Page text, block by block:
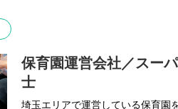
保育園運営会社／スー
士
埼玉エリアで運営している保育園